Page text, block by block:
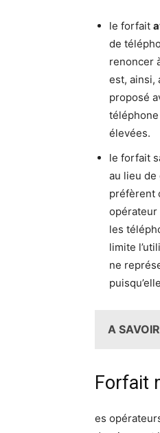
le forfait
de
renoncer
est, ainsi,
proposé
élevées.
le forfait
au lieu de
préfèrent
opérateur
les
limite
ne
A SAVOIR
Forfait
es